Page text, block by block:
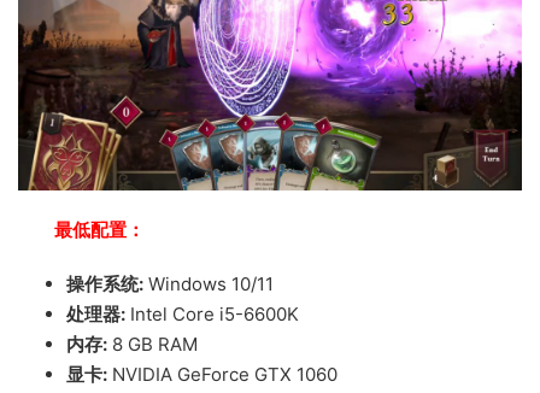
最低配置：
操作系统: Windows 10/11
处理器: Intel Core i5-6600K
内存: 8 GB RAM
显卡: NVIDIA GeForce GTX 1060